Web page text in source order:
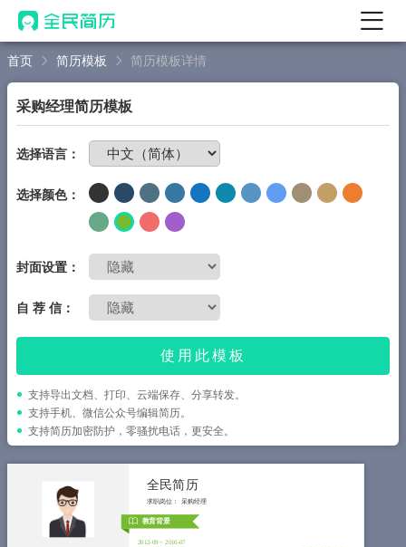
首页
AI 简历工具
AI 优化简历
AI 翻译简历
AI 诊断简历
AI 模拟面试
面试自我介绍
简历教程
登录 / 注册
首页 简历模板 简历模板详情
采购经理简历模板
选择语言：
选择颜色：
封面设置：
自 荐 信：
使用此模板
支持导出文档、打印、云端保存、分享转发。
支持手机、微信公众号编辑简历。
支持简历加密防护，零骚扰电话，更安全。
全民简历
求职岗位： 采购经理
教育背景
2012-09~ 2016-07